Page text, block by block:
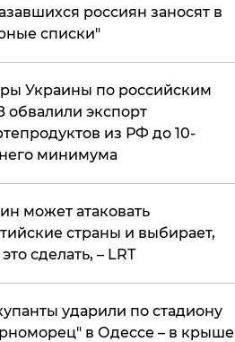
россиян заносят в
списки"
Украины по российским
обвалили экспорт
из РФ до 10-
минимума
может атаковать
страны и выбирает,
сделать, – LRT
ударили по стадиону
в Одессе – в крыше